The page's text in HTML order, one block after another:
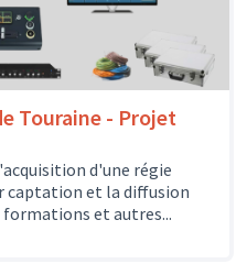
Touraine - Projet
d'une régie
captation et la diffusion
et autres...